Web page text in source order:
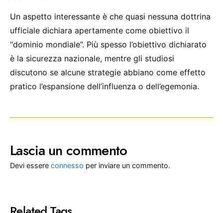
Un aspetto interessante è che quasi nessuna dottrina
ufficiale dichiara apertamente come obiettivo il
“dominio mondiale”. Più spesso l’obiettivo dichiarato
è la sicurezza nazionale, mentre gli studiosi
discutono se alcune strategie abbiano come effetto
pratico l’espansione dell’influenza o dell’egemonia.
Lascia un commento
Devi essere connesso per inviare un commento.